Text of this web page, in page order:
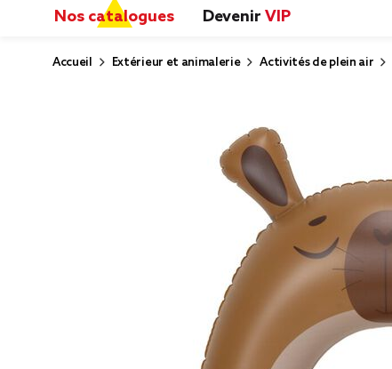
Nos catalogues Devenir VIP
Accueil Extérieur et animalerie Activités de plein air